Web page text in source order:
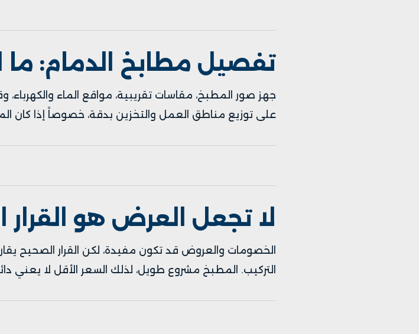
تفصيل مطابخ الدمام: ما
جهز صور المطبخ، مقاسات تقريبية، مواقع الماء
على توزيع مناطق العمل والتخزين بدقة، خصوصاً إذا كان
لا تجعل العرض هو القرار
الخصومات والعروض قد تكون مفيدة، لكن القرار الصحيح
التركيب. المطبخ مشروع طويل، لذلك السعر الأقل لا يعني